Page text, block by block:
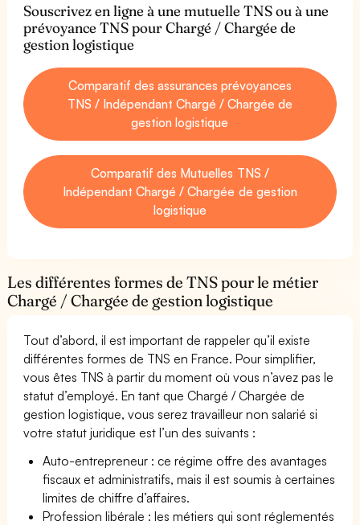
Souscrivez en ligne à une mutuelle TNS ou à une
prévoyance TNS pour Chargé / Chargée de
gestion logistique
Comparatif des assurances prévoyances
TNS / Indépendant Chargé / Chargée de
gestion logistique
Comparatif des Mutuelles TNS /
Indépendant Chargé / Chargée de gestion
logistique
Les différentes formes de TNS pour le métier
Chargé / Chargée de gestion logistique
Tout d’abord, il est important de rappeler qu’il existe
différentes formes de TNS en France. Pour simplifier,
vous êtes TNS à partir du moment où vous n’avez pas le
statut d’employé. En tant que Chargé / Chargée de
gestion logistique, vous serez travailleur non salarié si
votre statut juridique est l’un des suivants :
Auto-entrepreneur : ce régime offre des avantages
fiscaux et administratifs, mais il est soumis à certaines
limites de chiffre d’affaires.
Profession libérale : les métiers qui sont réglementés